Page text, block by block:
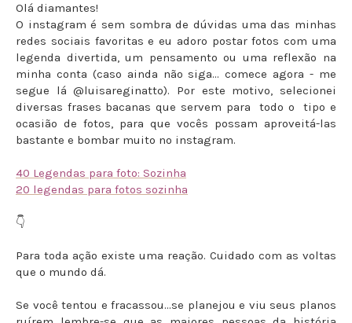
Olá diamantes!
O instagram é sem sombra de dúvidas uma das minhas
redes sociais favoritas e eu adoro postar fotos com uma
legenda divertida, um pensamento ou uma reflexão na
minha conta (caso ainda não siga... comece agora - me
segue lá @luisareginatto). Por este motivo, selecionei
diversas frases bacanas que servem para todo o tipo e
ocasião de fotos, para que vocês possam aproveitá-las
bastante e bombar muito no instagram.
40 Legendas para foto: Sozinha
20 legendas para fotos sozinha
👇
Para toda ação existe uma reação. Cuidado com as voltas
que o mundo dá.
Se você tentou e fracassou…se planejou e viu seus planos